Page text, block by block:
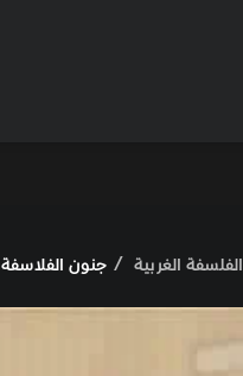
الفلسفة الغربية جنون الفلاسفة